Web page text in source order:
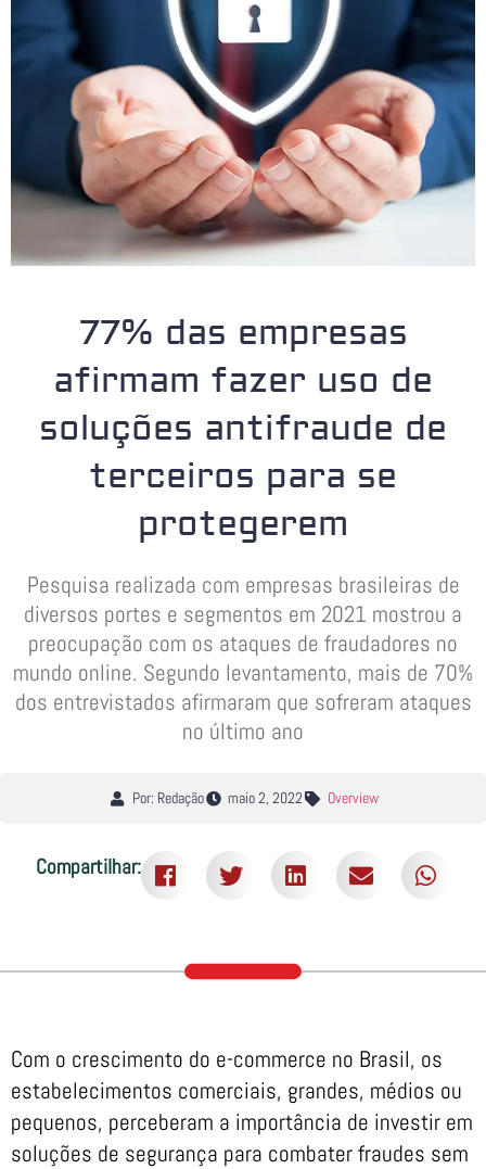
77% das empresas
afirmam fazer uso de
soluções antifraude de
terceiros para se
protegerem
Pesquisa realizada com empresas brasileiras de
diversos portes e segmentos em 2021 mostrou a
preocupação com os ataques de fraudadores no
mundo online. Segundo levantamento, mais de 70%
dos entrevistados afirmaram que sofreram ataques
no último ano
Por: Redação maio 2, 2022 Overview
Compartilhar:
Com o crescimento do e-commerce no Brasil, os
estabelecimentos comerciais, grandes, médios ou
pequenos, perceberam a importância de investir em
soluções de segurança para combater fraudes sem